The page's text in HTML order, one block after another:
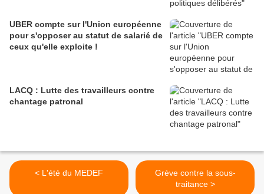
UBER compte sur l'Union européenne
pour s'opposer au statut de salarié de
ceux qu'elle exploite !
LACQ : Lutte des travailleurs contre
chantage patronal
< L'été du MEDEF
Grève contre la sous-
traitance >